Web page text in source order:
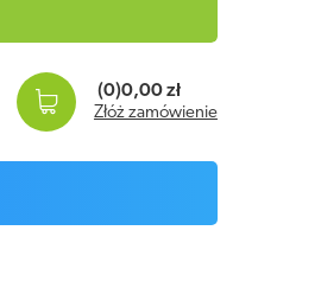
(0)0,00 zł
Złóż zamówienie